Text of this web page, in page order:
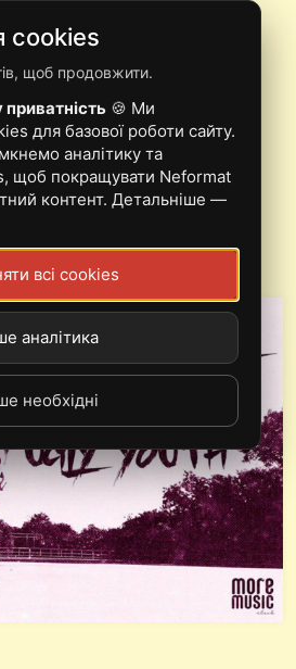
/
/ МРАЗОТА |
cookies
щоб продовжити.
🍪 Ми
для базової роботи сайту.
аналітику та
щоб покращувати Neformat
контент. Детальніше —
всі cookies
аналітика
необхідні